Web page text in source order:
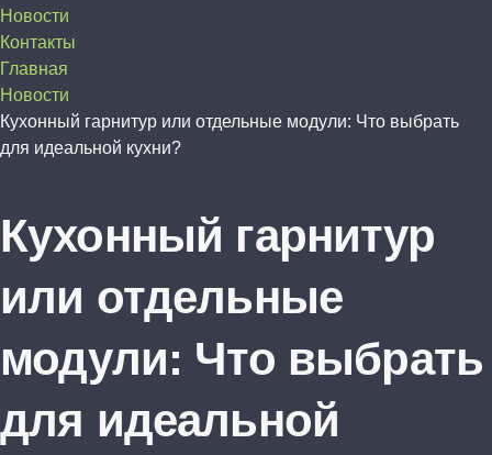
Новости
Контакты
Главная
Новости
Кухонный гарнитур или отдельные модули: Что выбрать
для идеальной кухни?
Кухонный гарнитур
или отдельные
модули: Что выбрать
для идеальной